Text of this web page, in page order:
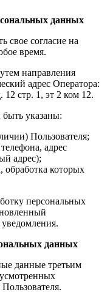
данных
свое согласие на
время.
направления
адрес Оператора:
стр. 1, эт 2 ком 1 2.
указаны:
Пользователя;
адрес
адрес);
обработка которых
персональных
данных
данные третьим